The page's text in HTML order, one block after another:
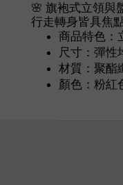
🌸 旗袍式立領與
行走轉身皆具焦
商品特色：
尺寸：彈性
材質：聚酯
顏色：粉紅